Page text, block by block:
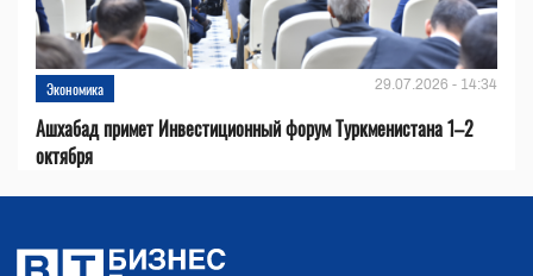
Экономика 29.07.2026 - 14:34
Ашхабад примет Инвестиционный форум Туркменистана 1–2
октября